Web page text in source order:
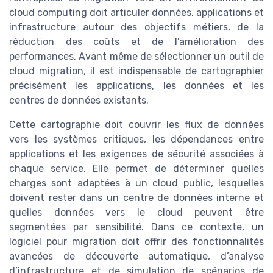
cloud computing doit articuler données, applications et
infrastructure autour des objectifs métiers, de la
réduction des coûts et de l’amélioration des
performances. Avant même de sélectionner un outil de
cloud migration, il est indispensable de cartographier
précisément les applications, les données et les
centres de données existants.
Cette cartographie doit couvrir les flux de données
vers les systèmes critiques, les dépendances entre
applications et les exigences de sécurité associées à
chaque service. Elle permet de déterminer quelles
charges sont adaptées à un cloud public, lesquelles
doivent rester dans un centre de données interne et
quelles données vers le cloud peuvent être
segmentées par sensibilité. Dans ce contexte, un
logiciel pour migration doit offrir des fonctionnalités
avancées de découverte automatique, d’analyse